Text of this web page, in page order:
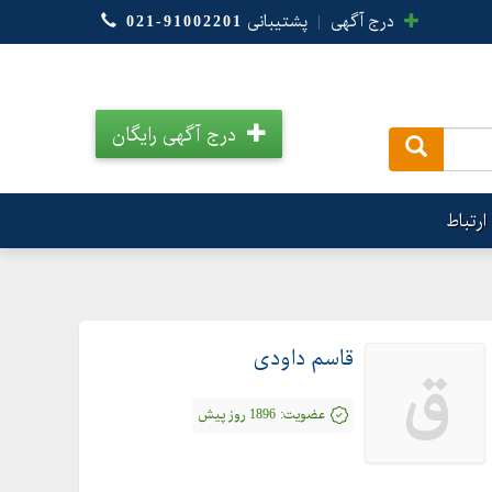
درج آگهی | پشتیبانی 021-91002201
درج آگهی رایگان
ارتباط
ق قاسم داودی
عضویت: 1896 روز پیش